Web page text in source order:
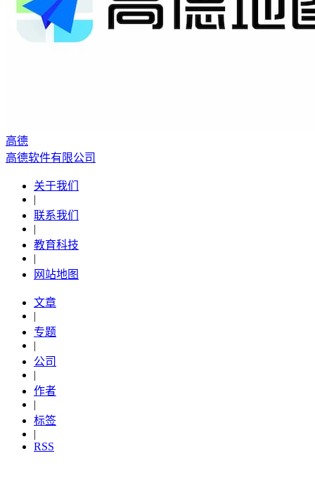
高德
高德软件有限公司
关于我们
|
联系我们
|
教育科技
|
网站地图
文章
|
专题
|
公司
|
作者
|
标签
|
RSS